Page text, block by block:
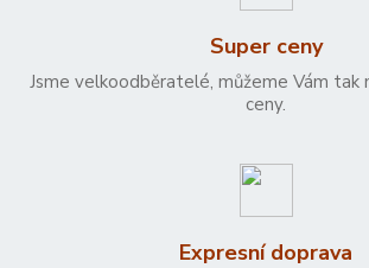
Super ceny
Jsme velkoodběratelé, můžeme Vám tak
ceny.
Expresní doprava